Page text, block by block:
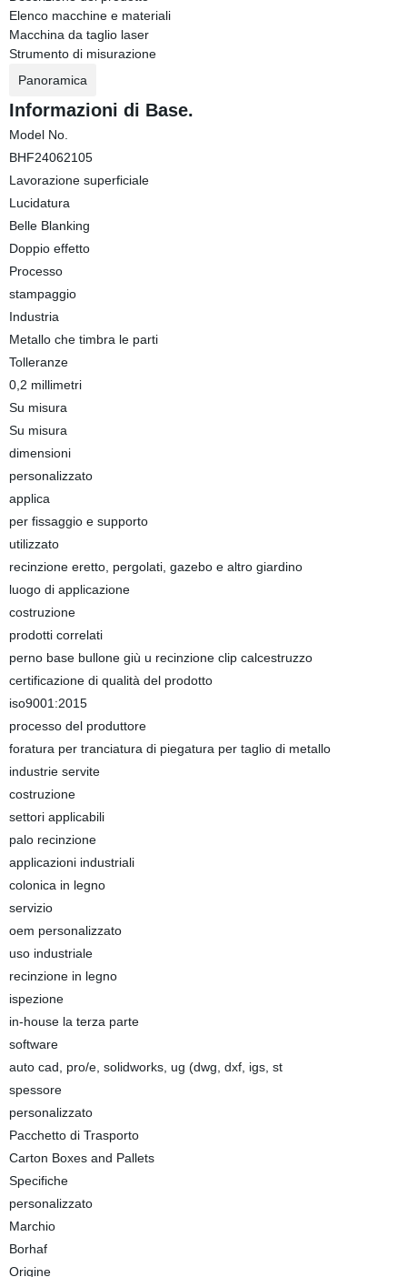
Elenco macchine e materiali
Macchina da taglio laser
Strumento di misurazione
Panoramica
Informazioni di Base.
Model No.
BHF24062105
Lavorazione superficiale
Lucidatura
Belle Blanking
Doppio effetto
Processo
stampaggio
Industria
Metallo che timbra le parti
Tolleranze
0,2 millimetri
Su misura
Su misura
dimensioni
personalizzato
applica
per fissaggio e supporto
utilizzato
recinzione eretto, pergolati, gazebo e altro giardino
luogo di applicazione
costruzione
prodotti correlati
perno base bullone giù u recinzione clip calcestruzzo
certificazione di qualità del prodotto
iso9001:2015
processo del produttore
foratura per tranciatura di piegatura per taglio di metallo
industrie servite
costruzione
settori applicabili
palo recinzione
applicazioni industriali
colonica in legno
servizio
oem personalizzato
uso industriale
recinzione in legno
ispezione
in-house la terza parte
software
auto cad, pro/e, solidworks, ug (dwg, dxf, igs, st
spessore
personalizzato
Pacchetto di Trasporto
Carton Boxes and Pallets
Specifiche
personalizzato
Marchio
Borhaf
Origine